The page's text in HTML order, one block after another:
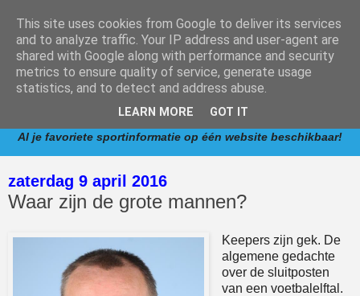
www.competitie.nlis een informatieve website met
sporten in Nederland.
Al je favoriete sportinformatie op één website beschikbaar!
zaterdag 9 april 2016
Waar zijn de grote mannen?
Keepers zijn gek. De
algemene gedachte
over de sluitposten
van een voetbalelftal.
This site uses cookies from Google to deliver its services
and to analyze traffic. Your IP address and user-agent are
shared with Google along with performance and security
metrics to ensure quality of service, generate usage
statistics, and to detect and address abuse.
LEARN MORE GOT IT